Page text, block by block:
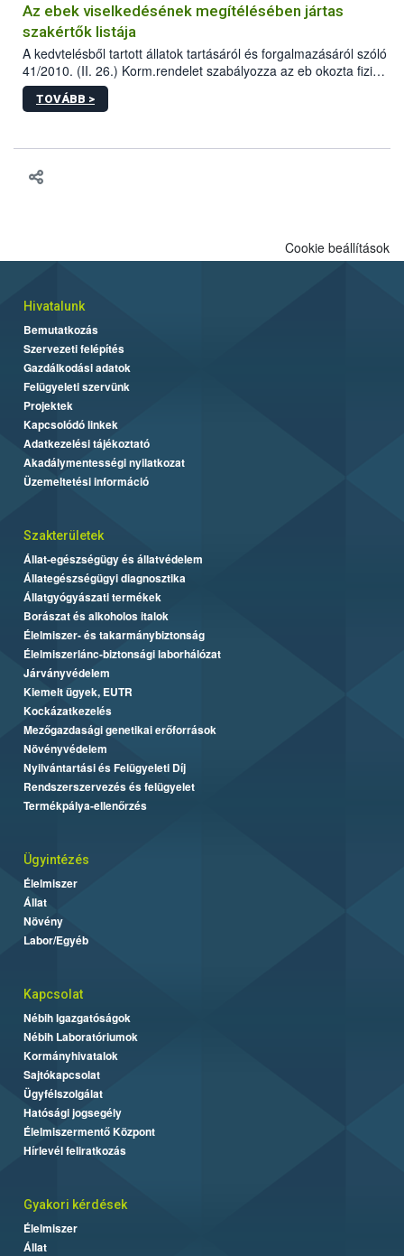
Az ebek viselkedésének megítélésében jártas
szakértők listája
A kedvtelésből tartott állatok tartásáról és forgalmazásáról szóló
41/2010. (II. 26.) Korm.rendelet szabályozza az eb okozta fizikai
sérülés, illetve ennek veszélye keletkezésekor felmerülő
hatósági feladatokat, valamint a veszélyes eb tartását és annak
TOVÁBB >
Cookie beállítások
Hivatalunk
Bemutatkozás
Szervezeti felépítés
Gazdálkodási adatok
Felügyeleti szervünk
Projektek
Kapcsolódó linkek
Adatkezelési tájékoztató
Akadálymentességi nyilatkozat
Üzemeltetési információ
Szakterületek
Állat-egészségügy és állatvédelem
Állategészségügyi diagnosztika
Állatgyógyászati termékek
Borászat és alkoholos italok
Élelmiszer- és takarmánybiztonság
Élelmiszerlánc-biztonsági laborhálózat
Járványvédelem
Kiemelt ügyek, EUTR
Kockázatkezelés
Mezőgazdasági genetikai erőforrások
Növényvédelem
Nyilvántartási és Felügyeleti Díj
Rendszerszervezés és felügyelet
Termékpálya-ellenőrzés
Ügyintézés
Élelmiszer
Állat
Növény
Labor/Egyéb
Kapcsolat
Nébih Igazgatóságok
Nébih Laboratóriumok
Kormányhivatalok
Sajtókapcsolat
Ügyfélszolgálat
Hatósági jogsegély
Élelmiszermentő Központ
Hírlevél feliratkozás
Gyakori kérdések
Élelmiszer
Állat